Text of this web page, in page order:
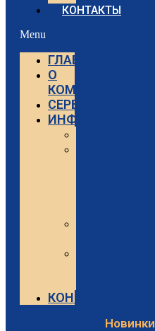
КОНТАКТЫ
Menu
ГЛАВНАЯ
О
КОМПАНИИ
СЕРВИС
ИНФОРМАЦИЯ
КОНТАКТЫ
Новинки